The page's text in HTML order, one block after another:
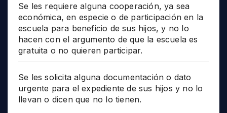
Se les requiere alguna cooperación, ya sea
económica, en especie o de participación en la
escuela para beneficio de sus hijos, y no lo
hacen con el argumento de que la escuela es
gratuita o no quieren participar.
Se les solicita alguna documentación o dato
urgente para el expediente de sus hijos y no lo
llevan o dicen que no lo tienen.